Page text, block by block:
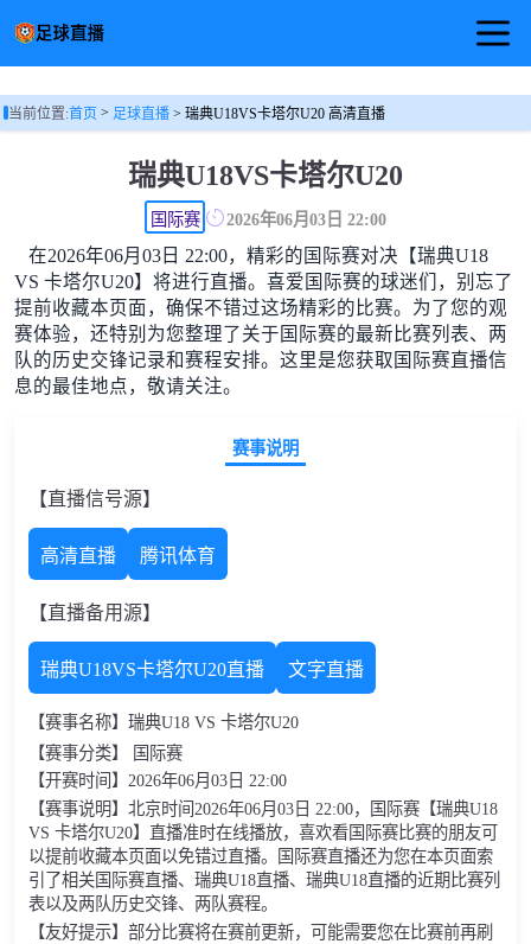
首页
足球视频
当前位置:首页> 足球直播> 瑞典U18VS卡塔尔U20 高清直播
瑞典U18VS卡塔尔U20
国际赛 2026年06月03日 22:00
在2026年06月03日 22:00，精彩的国际赛对决【瑞典U18
VS 卡塔尔U20】将进行直播。喜爱国际赛的球迷们，别忘了
提前收藏本页面，确保不错过这场精彩的比赛。为了您的观
赛体验，还特别为您整理了关于国际赛的最新比赛列表、两
队的历史交锋记录和赛程安排。这里是您获取国际赛直播信
息的最佳地点，敬请关注。
赛事说明
【直播信号源】
高清直播 腾讯体育
【直播备用源】
瑞典U18VS卡塔尔U20直播 文字直播
【赛事名称】瑞典U18 VS 卡塔尔U20
【赛事分类】 国际赛
【开赛时间】2026年06月03日 22:00
【赛事说明】北京时间2026年06月03日 22:00，国际赛【瑞典U18
VS 卡塔尔U20】直播准时在线播放，喜欢看国际赛比赛的朋友可
以提前收藏本页面以免错过直播。国际赛直播还为您在本页面索
引了相关国际赛直播、瑞典U18直播、瑞典U18直播的近期比赛列
表以及两队历史交锋、两队赛程。
【友好提示】部分比赛将在赛前更新，可能需要您在比赛前再刷